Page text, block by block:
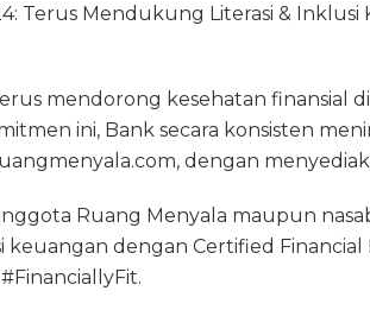
Terus Mendukung Literasi &
mendorong kesehatan finansial
ini, Bank secara konsisten
dengan
Ruang Menyala maupun
keuangan dengan Certified Financial